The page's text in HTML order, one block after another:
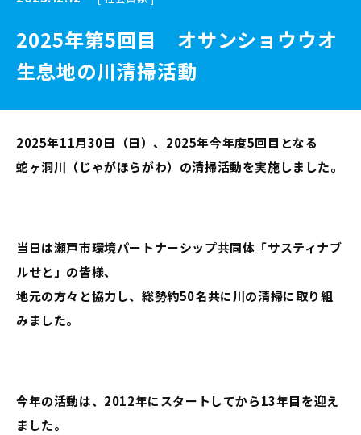
2025年第5回目 オサンショウウオ
生息地の川清掃活動
2025年11月30日（日）、2025年今年度5回目となる
蛇ヶ洞川（じゃがほらがわ）の清掃活動を実施しました。
当日は瀬戸市環境パートナーシップ共同体「サスティナブ
ルせと」の皆様、
地元の方々と協力し、総勢約50名共に川の清掃に取り組
みました。
今年の活動は、2012年にスタートしてから13年目を迎え
ました。